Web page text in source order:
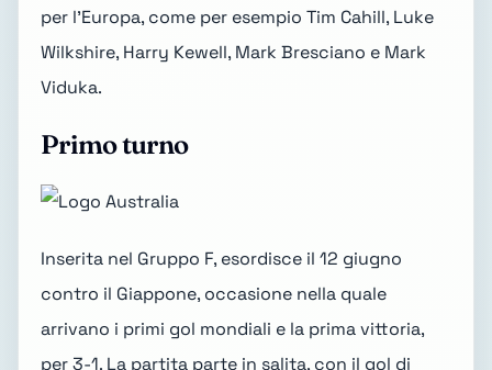
per l'Europa, come per esempio Tim Cahill, Luke
Wilkshire, Harry Kewell, Mark Bresciano e Mark
Viduka.
Primo turno
Inserita nel Gruppo F, esordisce il 12 giugno
contro il Giappone, occasione nella quale
arrivano i primi gol mondiali e la prima vittoria,
per 3-1. La partita parte in salita, con il gol di